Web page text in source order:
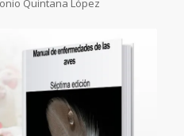
Quintana López